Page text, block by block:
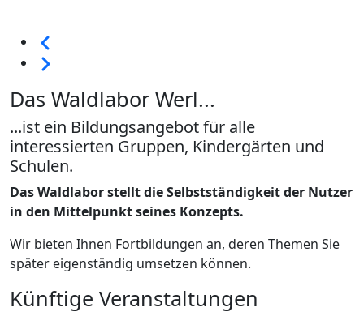
Seitennummerierung
Weiter
Das Waldlabor Werl...
...ist ein Bildungsangebot für alle
interessierten Gruppen, Kindergärten und
Schulen.
Das Waldlabor stellt die Selbstständigkeit der Nutzer
in den Mittelpunkt seines Konzepts.
Wir bieten Ihnen Fortbildungen an, deren Themen Sie
später eigenständig umsetzen können.
Künftige Veranstaltungen